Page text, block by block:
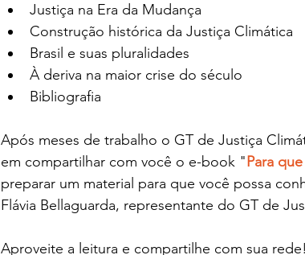
Justiça na Era da Mudança
Construção histórica da Justiça Climática
Brasil e suas pluralidades
À deriva na maior crise do século
Bibliografia
Após meses de trabalho o GT de Justiça
em compartilhar com você o e-book "Para
preparar um material para que você possa
Flávia Bellaguarda, representante do GT de
Aproveite a leitura e compartilhe com sua rede!